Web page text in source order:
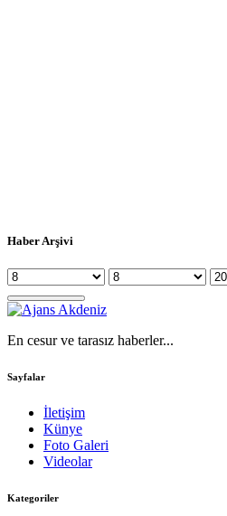
Haber Arşivi
En cesur ve tarasız haberler...
Sayfalar
İletişim
Künye
Foto Galeri
Videolar
Kategoriler